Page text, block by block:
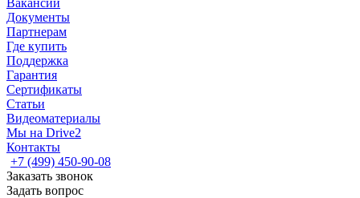
Вакансии
Документы
Партнерам
Где купить
Поддержка
Гарантия
Сертификаты
Статьи
Видеоматериалы
Мы на Drive2
Контакты
+7 (499) 450-90-08
Заказать звонок
Задать вопрос